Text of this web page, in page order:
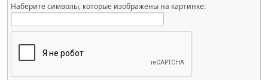
Наберите символы, которые изображены на картинке: